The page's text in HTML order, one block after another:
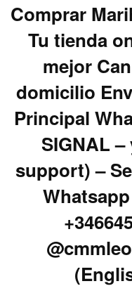
Comprar
Tu tienda
mejor
domicilio
Principal
SIGNAL
support) –